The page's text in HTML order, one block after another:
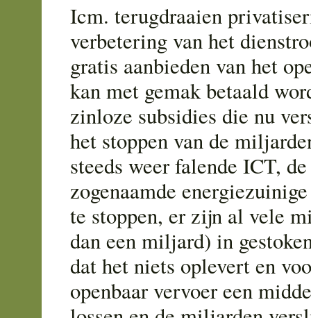
Icm. terugdraaien
verbetering van het
gratis aanbieden van het
kan met gemak betaald
zinloze subsidies die nu
het stoppen van de
steeds weer falende ICT,
zogenaamde
te stoppen, er zijn al vele
dan een miljard) in
dat het niets oplevert en
openbaar vervoer een